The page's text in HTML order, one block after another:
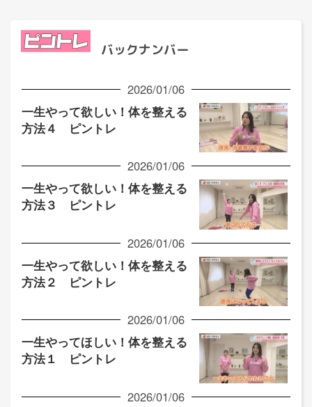
バックナンバー
2026/01/06
一生やって欲しい！体を整える
方法４ ピントレ
2026/01/06
一生やって欲しい！体を整える
方法３ ピントレ
2026/01/06
一生やって欲しい！体を整える
方法２ ピントレ
2026/01/06
一生やってほしい！体を整える
方法１ ピントレ
2026/01/06